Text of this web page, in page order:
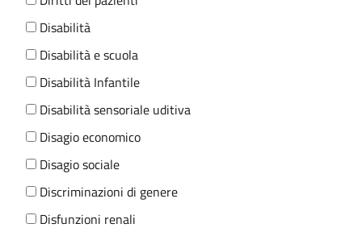
Disabilità
Disabilità e scuola
Disabilità Infantile
Disabilità sensoriale uditiva
Disagio economico
Disagio sociale
Discriminazioni di genere
Disfunzioni renali